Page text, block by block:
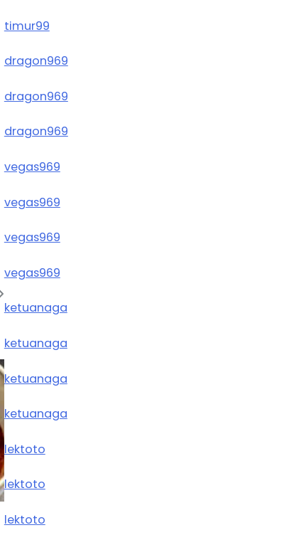
timur99
dragon969
dragon969
dragon969
vegas969
vegas969
vegas969
vegas969
ketuanaga
ketuanaga
ketuanaga
ketuanaga
lektoto
lektoto
lektoto